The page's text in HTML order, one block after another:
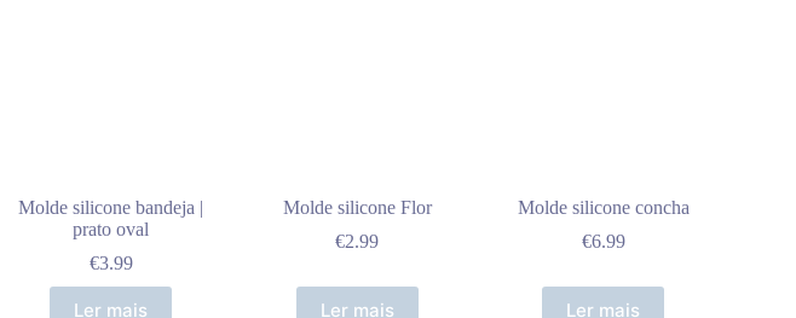
Molde silicone bandeja |
prato oval
€3.99
Ler mais
Molde silicone Flor
€2.99
Ler mais
Molde silicone concha
€6.99
Ler mais